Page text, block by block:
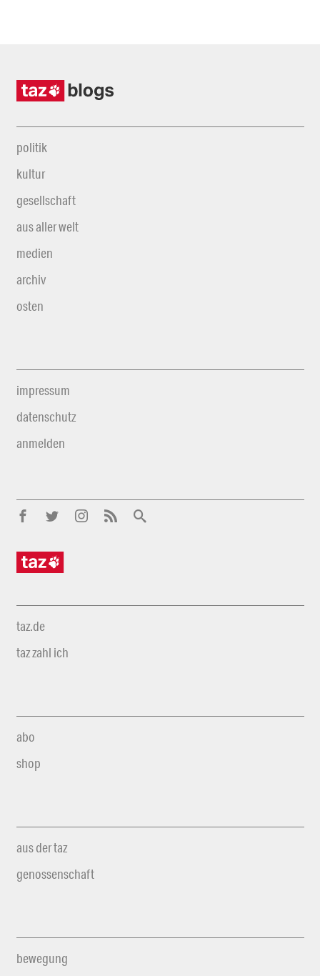
politik
kultur
gesellschaft
aus aller welt
medien
archiv
osten
impressum
datenschutz
anmelden
taz.de
taz zahl ich
abo
shop
aus der taz
genossenschaft
bewegung